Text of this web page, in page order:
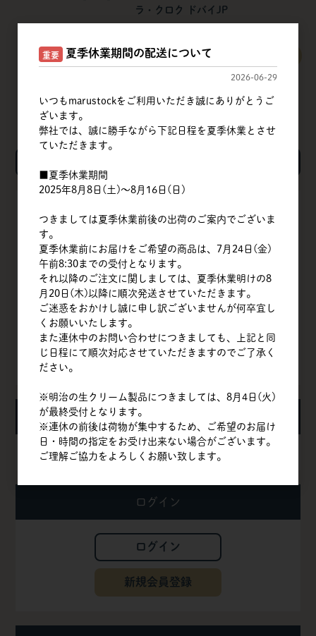
ラ・クロク ドバイJP
すべてのおすすめ商品を見る
TOP
会社概要
商品一覧
クイックオーダー
よくある質問
お問い合わせ
お知らせ
夏季休業期間の配送について
ログイン
ログイン
新規会員登録
重要 夏季休業期間の配送について
2026-06-29
いつもmarustockをご利用いただき誠にありがとうご
ざいます。
弊社では、誠に勝手ながら下記日程を夏季休業とさせ
ていただきます。
■夏季休業期間
2025年8月8日(土)～8月16日(日)
つきましては夏季休業前後の出荷のご案内でございま
す。
夏季休業前にお届けをご希望の商品は、7月24日(金)
午前8:30までの受付となります。
それ以降のご注文に関しましては、夏季休業明けの8
月20日(木)以降に順次発送させていただきます。
ご迷惑をおかけし誠に申し訳ございませんが何卒宜し
くお願いいたします。
また連休中のお問い合わせにつきましても、上記と同
じ日程にて順次対応させていただきますのでご了承く
ださい。
※明治の生クリーム製品につきましては、8月4日(火)
が最終受付となります。
※連休の前後は荷物が集中するため、ご希望のお届け
日・時間の指定をお受け出来ない場合がございます。
ご理解ご協力をよろしくお願い致します。